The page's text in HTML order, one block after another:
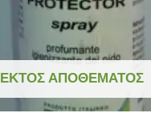
ΕΚΤΌΣ ΑΠΟΘΈΜΑΤΟΣ